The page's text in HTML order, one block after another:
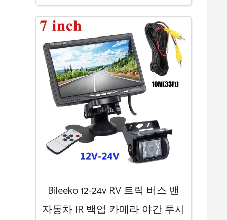
Bileeko 12-24v RV 트럭 버스 밴
자동차 IR 백업 카메라 야간 투시